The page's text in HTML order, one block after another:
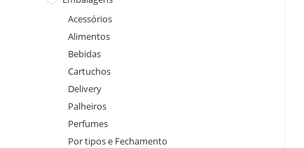
Acessórios
Alimentos
Bebidas
Cartuchos
Delivery
Palheiros
Perfumes
Por tipos e Fechamento